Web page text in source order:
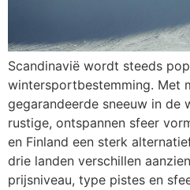
Scandinavië wordt steeds
wintersportbestemming. Met
gegarandeerde sneeuw in de
rustige, ontspannen sfeer
en Finland een sterk
drie landen verschillen
prijsniveau, type pistes en